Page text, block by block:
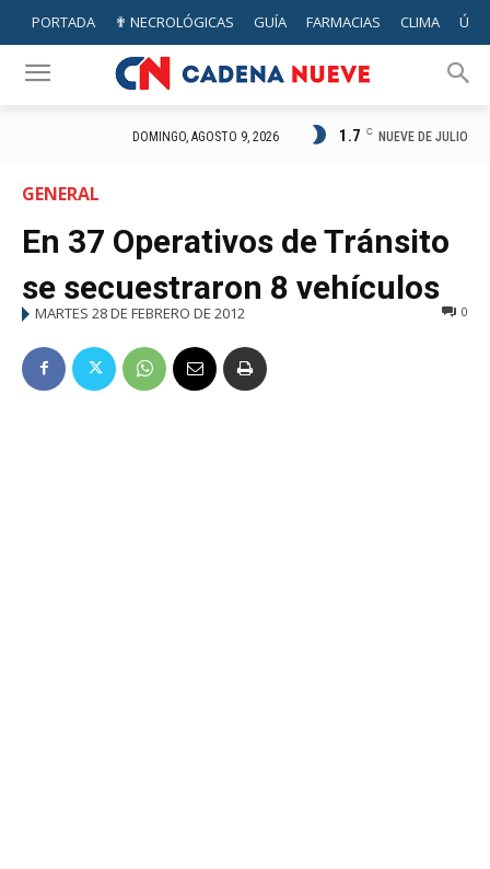
PORTADA ✟ NECROLÓGICAS GUÍA FARMACIAS CLIMA
DOMINGO, AGOSTO 9, 2026 1.7 C NUEVE DE JULIO
GENERAL
En 37 Operativos de Tránsito
se secuestraron 8 vehículos
MARTES 28 DE FEBRERO DE 2012 0